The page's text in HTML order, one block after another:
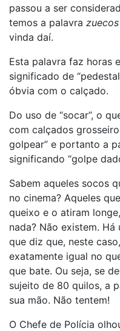
passou a ser
temos a palavra zuecos
vinda daí.
Esta palavra faz horas
significado de
óbvia com o calçado.
Do uso de “socar”, o
com calçados
golpear” e portanto a
significando “golpe
Sabem aqueles socos
no cinema? Aqueles
queixo e o atiram
nada? Não existem.
que diz que, neste
exatamente igual no
que bate. Ou seja, se
sujeito de 80 quilos, a
sua mão. Não tentem!
O Chefe de Polícia